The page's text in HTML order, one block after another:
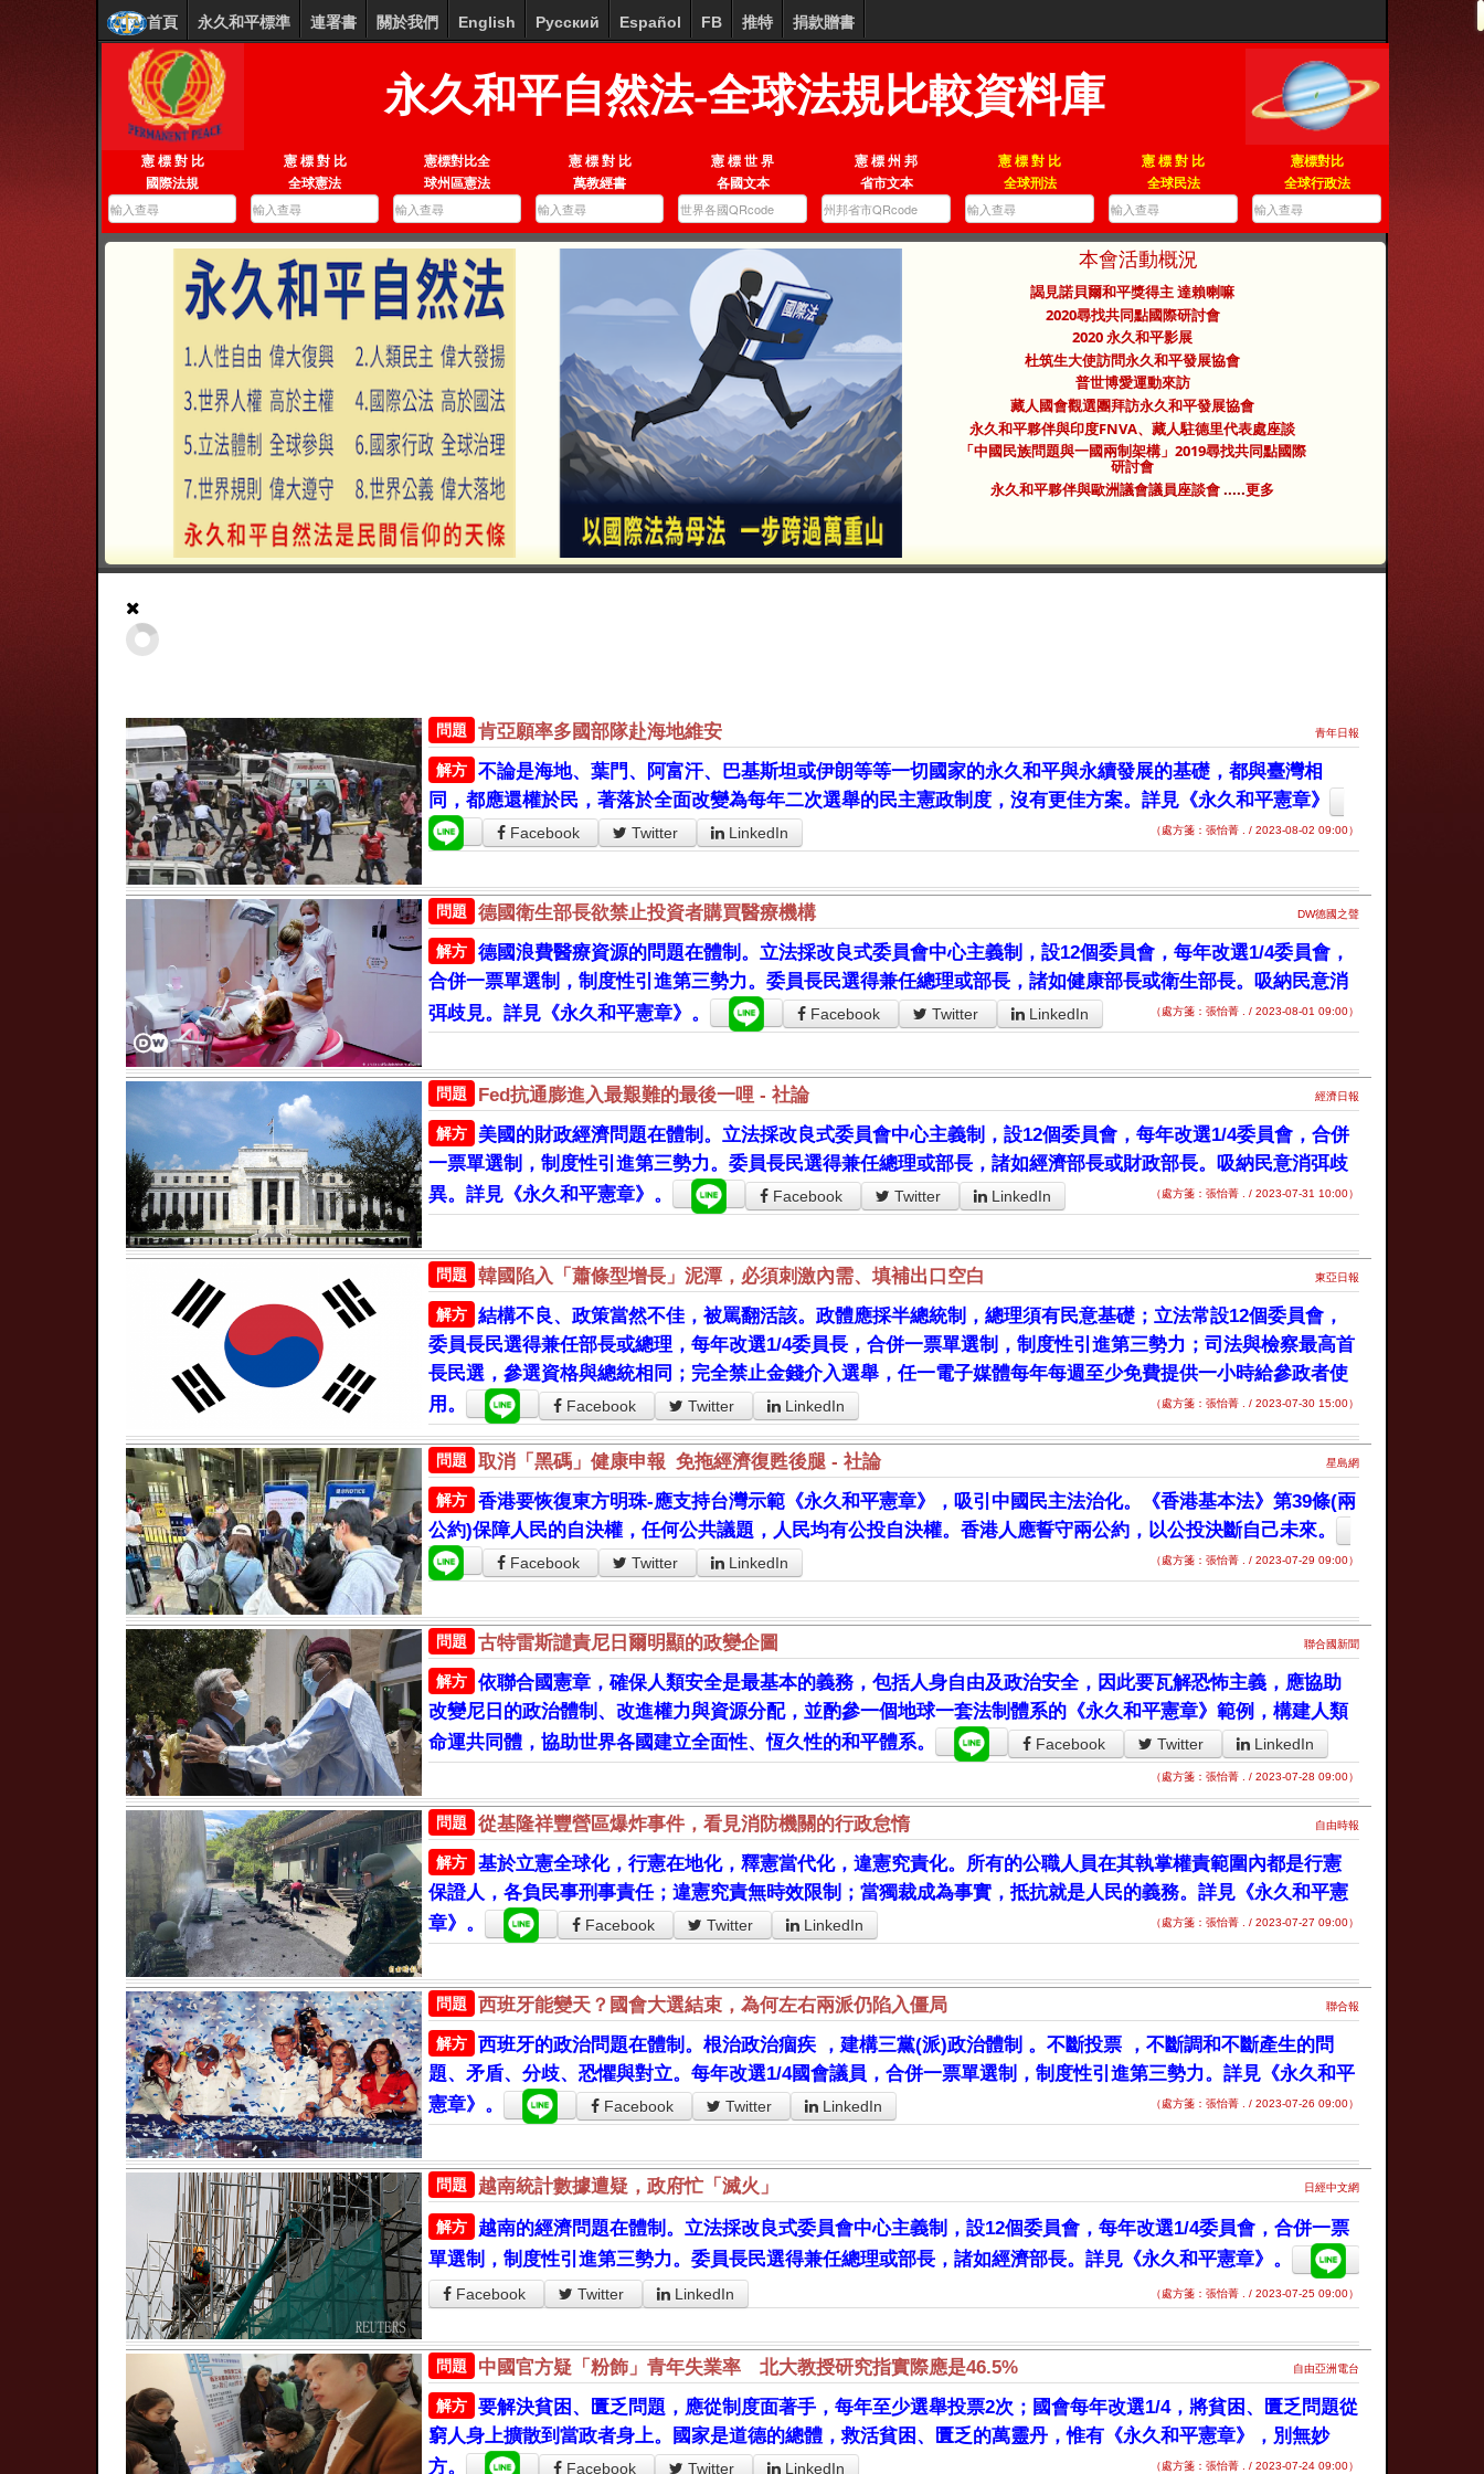
首頁 永久和平標準 連署書 關於我們 English Русский Español FB 推特 捐款贈書
永久和平自然法-全球法規比較資料庫
憲 標 對 比
國際法規
憲 標 對 比
全球憲法
憲標對比全
球州區憲法
憲 標 對 比
萬教經書
憲 標 世 界
各國文本
憲 標 州 邦
省市文本
憲 標 對 比
全球刑法
憲 標 對 比
全球民法
憲標對比
全球行政法
本會活動概況
謁見諾貝爾和平獎得主 達賴喇嘛
2020尋找共同點國際研討會
2020 永久和平影展
杜筑生大使訪問永久和平發展協會
普世博愛運動來訪
藏人國會觀選團拜訪永久和平發展協會
永久和平夥伴與印度FNVA、藏人駐德里代表處座談
「中國民族問題與一國兩制架構」2019尋找共同點國際
研討會
永久和平夥伴與歐洲議會議員座談會.....更多
問題 肯亞願率多國部隊赴海地維安 青年日報
解方
不論是海地、葉門、阿富汗、巴基斯坦或伊朗等等一切國家的永久和平與永續發展的基礎，都與臺灣相
同，都應還權於民，著落於全面改變為每年二次選舉的民主憲政制度，沒有更佳方案。詳見《永久和平憲章》
Facebook Twitter LinkedIn （處方箋：張怡菁 . / 2023-08-02 09:00）
問題 德國衛生部長欲禁止投資者購買醫療機構 DW德國之聲
解方
德國浪費醫療資源的問題在體制。立法採改良式委員會中心主義制，設12個委員會，每年改選1/4委員會，
合併一票單選制，制度性引進第三勢力。委員長民選得兼任總理或部長，諸如健康部長或衛生部長。吸納民意消
弭歧見。詳見《永久和平憲章》。
Facebook Twitter LinkedIn （處方箋：張怡菁 . / 2023-08-01 09:00）
問題 Fed抗通膨進入最艱難的最後一哩 - 社論 經濟日報
解方
美國的財政經濟問題在體制。立法採改良式委員會中心主義制，設12個委員會，每年改選1/4委員會，合併
一票單選制，制度性引進第三勢力。委員長民選得兼任總理或部長，諸如經濟部長或財政部長。吸納民意消弭歧
異。詳見《永久和平憲章》。
Facebook Twitter LinkedIn （處方箋：張怡菁 . / 2023-07-31 10:00）
問題 韓國陷入「蕭條型增長」泥潭，必須刺激內需、填補出口空白 東亞日報
解方
結構不良、政策當然不佳，被罵翻活該。政體應採半總統制，總理須有民意基礎；立法常設12個委員會，
委員長民選得兼任部長或總理，每年改選1/4委員長，合併一票單選制，制度性引進第三勢力；司法與檢察最高首
長民選，參選資格與總統相同；完全禁止金錢介入選舉，任一電子媒體每年每週至少免費提供一小時給參政者使
用。
Facebook Twitter LinkedIn （處方箋：張怡菁 . / 2023-07-30 15:00）
問題 取消「黑碼」健康申報 免拖經濟復甦後腿 - 社論 星島網
解方
香港要恢復東方明珠-應支持台灣示範《永久和平憲章》，吸引中國民主法治化。《香港基本法》第39條(兩
公約)保障人民的自決權，任何公共議題，人民均有公投自決權。香港人應誓守兩公約，以公投決斷自己未來。
Facebook Twitter LinkedIn （處方箋：張怡菁 . / 2023-07-29 09:00）
問題 古特雷斯譴責尼日爾明顯的政變企圖 聯合國新聞
解方
依聯合國憲章，確保人類安全是最基本的義務，包括人身自由及政治安全，因此要瓦解恐怖主義，應協助
改變尼日的政治體制、改進權力與資源分配，並酌參一個地球一套法制體系的《永久和平憲章》範例，構建人類
命運共同體，協助世界各國建立全面性、恆久性的和平體系。
Facebook Twitter LinkedIn
（處方箋：張怡菁 . / 2023-07-28 09:00）
問題 從基隆祥豐營區爆炸事件，看見消防機關的行政怠惰 自由時報
解方
基於立憲全球化，行憲在地化，釋憲當代化，違憲究責化。所有的公職人員在其執掌權責範圍內都是行憲
保證人，各負民事刑事責任；違憲究責無時效限制；當獨裁成為事實，抵抗就是人民的義務。詳見《永久和平憲
章》。
Facebook Twitter LinkedIn （處方箋：張怡菁 . / 2023-07-27 09:00）
問題 西班牙能變天？國會大選結束，為何左右兩派仍陷入僵局 聯合報
解方
西班牙的政治問題在體制。根治政治痼疾 ，建構三黨(派)政治體制 。不斷投票 ，不斷調和不斷產生的問
題、矛盾、分歧、恐懼與對立。每年改選1/4國會議員，合併一票單選制，制度性引進第三勢力。詳見《永久和平
憲章》。
Facebook Twitter LinkedIn （處方箋：張怡菁 . / 2023-07-26 09:00）
問題 越南統計數據遭疑，政府忙「滅火」 日經中文網
解方
越南的經濟問題在體制。立法採改良式委員會中心主義制，設12個委員會，每年改選1/4委員會，合併一票
單選制，制度性引進第三勢力。委員長民選得兼任總理或部長，諸如經濟部長。詳見《永久和平憲章》。
Facebook Twitter LinkedIn （處方箋：張怡菁 . / 2023-07-25 09:00）
問題 中國官方疑「粉飾」青年失業率 北大教授研究指實際應是46.5% 自由亞洲電台
解方
要解決貧困、匱乏問題，應從制度面著手，每年至少選舉投票2次；國會每年改選1/4，將貧困、匱乏問題從
窮人身上擴散到當政者身上。國家是道德的總體，救活貧困、匱乏的萬靈丹，惟有《永久和平憲章》，別無妙
方。
Facebook Twitter LinkedIn （處方箋：張怡菁 . / 2023-07-24 09:00）